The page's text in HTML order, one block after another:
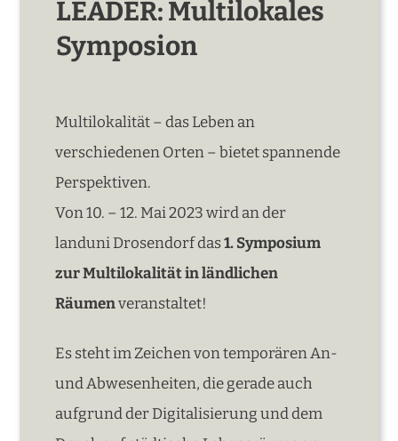
LEADER: Multilokales
Symposion
Multilokalität – das Leben an
verschiedenen Orten – bietet spannende
Perspektiven.
Von 10. – 12. Mai 2023 wird an der
landuni Drosendorf das1. Symposium
zur Multilokalität in ländlichen
Räumenveranstaltet!
Es steht im Zeichen von temporären An-
und Abwesenheiten, die gerade auch
aufgrund der Digitalisierung und dem